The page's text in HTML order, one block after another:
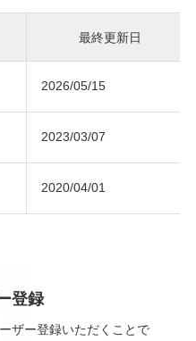
最終更新日
2026/05/15
2023/03/07
2020/04/01
登録
ザー登録いただくことで